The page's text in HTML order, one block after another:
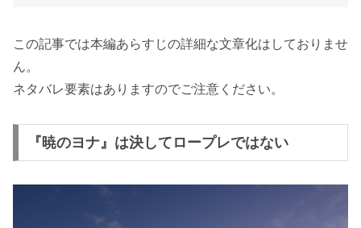
この記事では本編あらすじの詳細な文章化はしておりませ
ん。
ネタバレ要素はありますのでご注意ください。
『暁のヨナ』は決してロープレではない